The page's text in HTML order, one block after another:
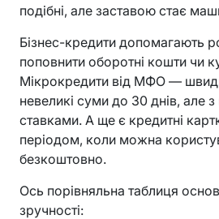
подібні, але заставою стає
Бізнес-кредити допомагають
поповнити оборотні кошти чи
Мікрокредити від МФО —
невеликі суми до 30 днів, але
ставками. А ще є кредитні
періодом, коли можна
безкоштовно.
Ось порівняльна таблиця
зручності: